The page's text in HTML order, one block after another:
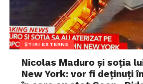
ȘTIRI EXTERNE
Nicolas Maduro și soția
New York: vor fi deținuți